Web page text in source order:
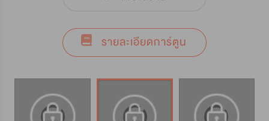
รายละเอียดการ์ตูน